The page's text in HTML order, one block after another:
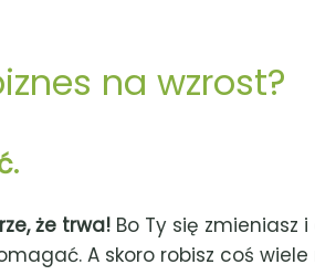
na wzrost?
że trwa! Bo Ty się zmieniasz
A skoro robisz coś